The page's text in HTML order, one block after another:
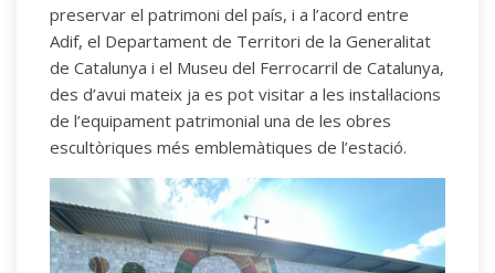
preservar el patrimoni del país, i a l’acord entre
Adif, el Departament de Territori de la Generalitat
de Catalunya i el Museu del Ferrocarril de Catalunya,
des d’avui mateix ja es pot visitar a les instal·lacions
de l’equipament patrimonial una de les obres
escultòriques més emblemàtiques de l’estació.